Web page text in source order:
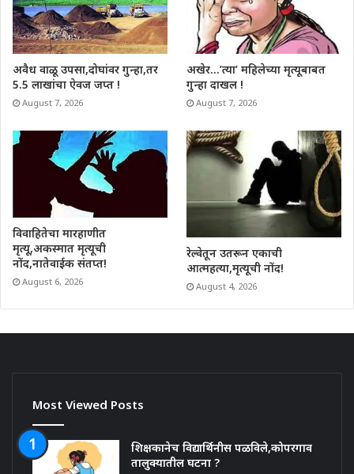
अवैध वाळू उपसा,दोघांवर गुन्हा,तर
5.5 लाखांचा ऐवज जप्त !
August 7, 2026
अखेर…’त्या’ महिलेच्या मृत्यूबाबत
गुन्हा दाखल !
August 7, 2026
विवाहितेचा मारहाणीत
मृत्यू,अकस्मात मृत्यूची
नोंद,नातेवाईक संतप्त!
August 6, 2026
रेल्वेतून उतरून एकाची
आत्महत्या,मृत्यूची नोंद!
August 4, 2026
Most Viewed Posts
शिक्षकानेच विद्यार्थिनीस पळविले,कोपरगाव
तालुक्यातील घटना ?